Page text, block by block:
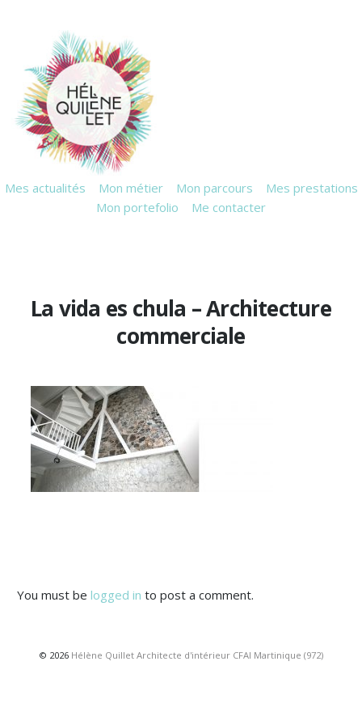
Mes actualités Mon métier Mon parcours
Mes prestations
Mon portefolio
Me contacter
La vida es chula – Architecture
commerciale
You must belogged in to post a comment.
© 2026 Hélène Quillet Architecte d'intérieur CFAI Martinique (972)